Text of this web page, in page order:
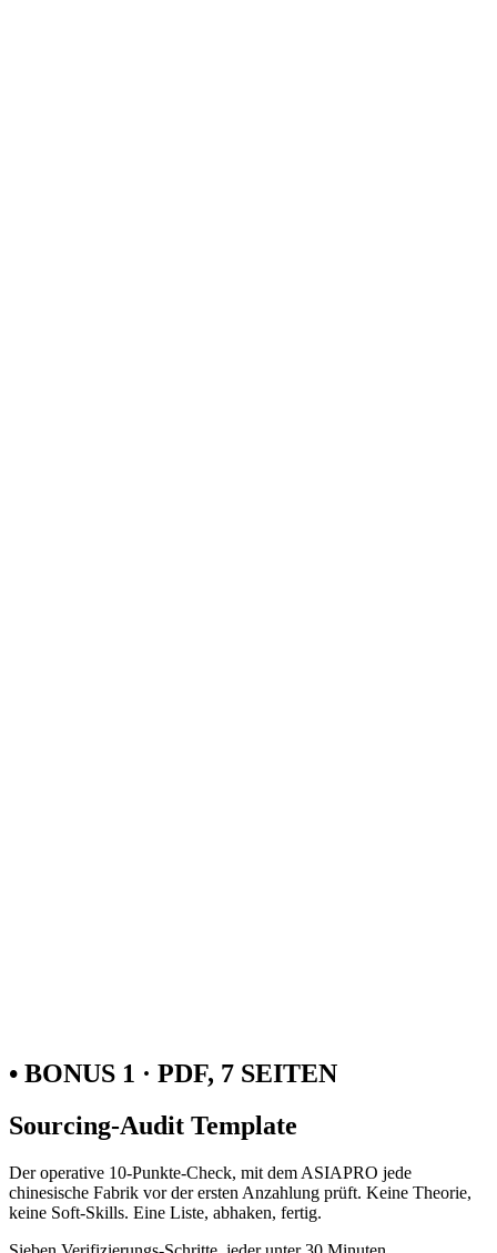
• BONUS 1 · PDF, 7 SEITEN
Sourcing-Audit Template
Der operative 10-Punkte-Check, mit dem ASIAPRO jede
chinesische Fabrik vor der ersten Anzahlung prüft. Keine Theorie,
keine Soft-Skills. Eine Liste, abhaken, fertig.